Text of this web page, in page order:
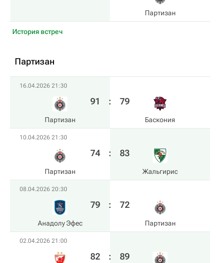
Партизан
История встреч
Партизан
16.04.2026 21:30
Партизан
91 : 79
Баскония
10.04.2026 21:30
Партизан
74 : 83
Жальгирис
08.04.2026 20:30
Анадолу Эфес
79 : 72
Партизан
02.04.2026 21:00
82 : 89